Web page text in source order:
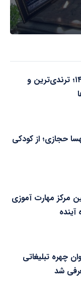
۱۵ مدل مانتو ۱۴۰۴؛ ترندی‌ترین و
حجازی؛ از کودکی
مرکز مهارت آموزی
چهره تبلیغاتی
شد